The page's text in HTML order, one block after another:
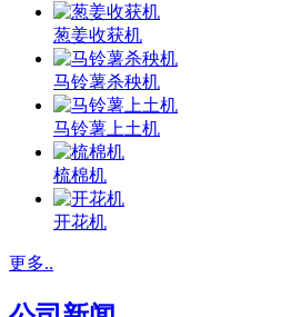
葱姜收获机
马铃薯杀秧机
马铃薯上土机
梳棉机
开花机
更多..